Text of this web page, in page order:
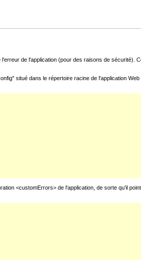
de l'application (pour des raisons de sécurité).
situé dans le répertoire racine de l'application
<customErrors> de l'application, de sorte qu'il